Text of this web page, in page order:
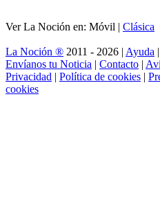
Ver La Noción en: Móvil | Clásica
La Noción ® 2011 - 2026 | Ayuda |
Envíanos tu Noticia | Contacto |
Privacidad | Política de cookies |
cookies